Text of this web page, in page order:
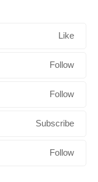
Like
Follow
Follow
Subscribe
Follow